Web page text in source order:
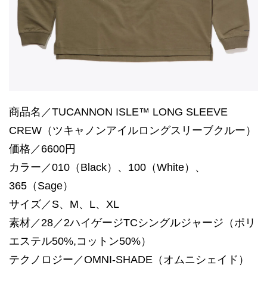
商品名／TUCANNON ISLE™ LONG SLEEVE
CREW（ツキャノンアイルロングスリーブクルー）
価格／6600円
カラー／010（Black）、100（White）、
365（Sage）
サイズ／S、M、L、XL
素材／28／2ハイゲージTCシングルジャージ（ポリ
エステル50%,コットン50%）
テクノロジー／OMNI-SHADE（オムニシェイド）